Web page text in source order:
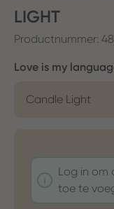
LIGHT
Productnummer:
Selecteer
Love is my
Candle Light
Log in om
toe te